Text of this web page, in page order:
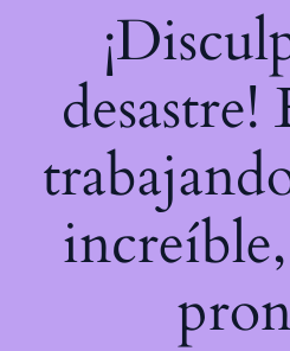
desastre!